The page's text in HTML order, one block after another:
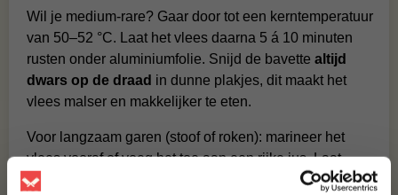
Wil je medium-rare? Gaar door tot een kerntemperatuur
van 50–52 °C. Laat het vlees daarna 5 á 10 minuten
rusten onder aluminiumfolie. Snijd de bavette altijd
dwars op de draad in dunne plakjes, dit maakt het
vlees malser en makkelijker te eten.
Voor langzaam garen (stoof of roken): marineer het
vlees vooraf of voeg het toe aan een rijke jus. Laat
langzaam garen op lage temperatuur voor een